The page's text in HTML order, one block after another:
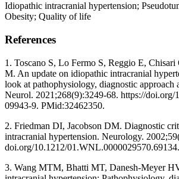
Idiopathic intracranial hypertension;
Obesity; Quality of life
References
1. Toscano S, Lo Fermo S, Reggio E, Chisari
M. An update on idiopathic intracranial
look at pathophysiology, diagnostic approach
Neurol. 2021;268(9):3249-68. https://doi.org/
09943-9. PMid:32462350.
2. Friedman DI, Jacobson DM. Diagnostic
intracranial hypertension. Neurology.
doi.org/10.1212/
3. Wang MTM, Bhatti MT, Danesh-Meyer